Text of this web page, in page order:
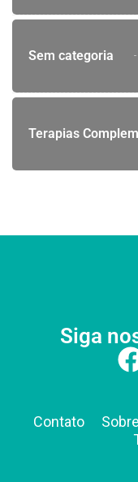
Sem categoria
Terapias
Siga
Contato